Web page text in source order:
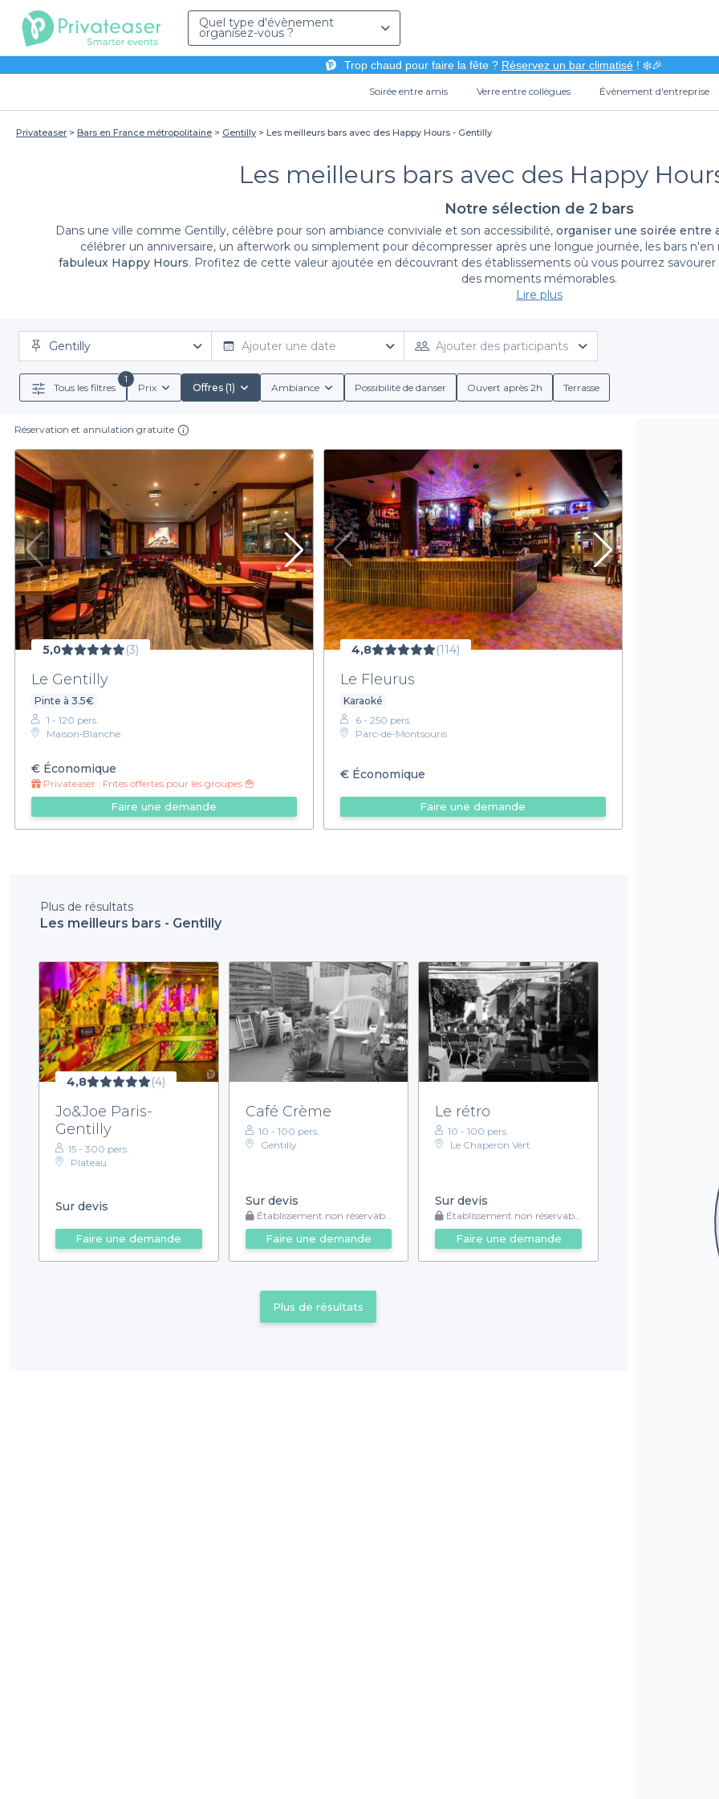
Quel type d'évènement
organisez-vous ?
Trop chaud pour faire la fête ? Réservez un bar climatisé! ❄️🎉
Soirée entre amis Verre entre collègues Évènement d'entreprise
Privateaser Bars en France métropolitaine Gentilly Les meilleurs bars avec des Happy Hours - Gentilly
Les meilleurs bars avec des Happy
Notre sélection de 2 bars
Dans une ville comme Gentilly, célèbre pour son ambiance conviviale et son accessibilité, organiser une soirée entre
célébrer un anniversaire, un afterwork ou simplement pour décompresser après une longue journée, les bars
fabuleux Happy Hours. Profitez de cette valeur ajoutée en découvrant des établissements où vous pourrez
des moments mémorables.
En utilisant la plateforme Privateaser,réserver un bar à Gentilly devient un jeu d'enfant. Nous regroupons pour
Happy Hours attractifs. Que vous soyez amateur de cocktails gourmands, de bières artisanales ou de
établissements adaptés à toutes les envies. Grâce à nos partenaires, vous pouvez découvrir des offres spéciales sur
chaleureuse et festive.
Un des grands avantages de Privateaser réside dans la simplicité de la réservation . En quelques clics, vous
heures de Happy Hours, ainsi que les services inclus dans chaque établissement. Que ce soit des menus de groupes
plateforme vous offre tous les détails nécessaires pour choisir le bar parfait. De plus, vous pouvez vous appuyer sur
éviter toute surprise de dernière minute.
Ne laissez pas passer l'opportunité de vivre des moments inoubliables à Gentilly. Explorez dès maintenant notre
quelques étapes faciles.Laissez-vous séduire par l’esprit festif de la ville et faites de votre prochaine
Lire plus
Gentilly Ajouter une date Ajouter des participants
Tous les filtres
1
Prix Offres (1) Ambiance Possibilité de danser Ouvert après 2h Terrasse
Réservation et annulation gratuite
5,0 (3)
Le Gentilly
Pinte à 3.5€
1 - 120 pers.
Maison‑Blanche
€ Économique
Privateaser : Frites offertes pour les groupes 🍟
Faire une demande
4,8 (114)
Le Fleurus
Karaoké
6 - 250 pers.
Parc-de-Montsouris
€Économique
Faire une demande
Plus de résultats
Les meilleurs bars - Gentilly
4,8 (4)
Jo&Joe Paris-
Gentilly
15 - 300 pers.
Plateau
Sur devis
Faire une demande
Café Crème
10 - 100 pers.
Gentilly
Sur devis
Établissement non réservable
Faire une demande
Le rétro
10 - 100 pers.
Le Chaperon Vert
Sur devis
Établissement non réservable
Faire une demande
Plus de résultats